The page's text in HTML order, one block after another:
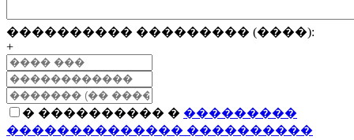
���������� ��������� (����):
+
� ���������� � ���������
�������������� ����������